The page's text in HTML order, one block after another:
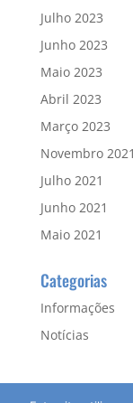
Julho 2023
Junho 2023
Maio 2023
Abril 2023
Março 2023
Novembro 2021
Julho 2021
Junho 2021
Maio 2021
Categorias
Informações
Notícias